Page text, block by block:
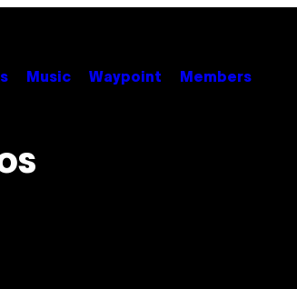
Music Waypoint Members